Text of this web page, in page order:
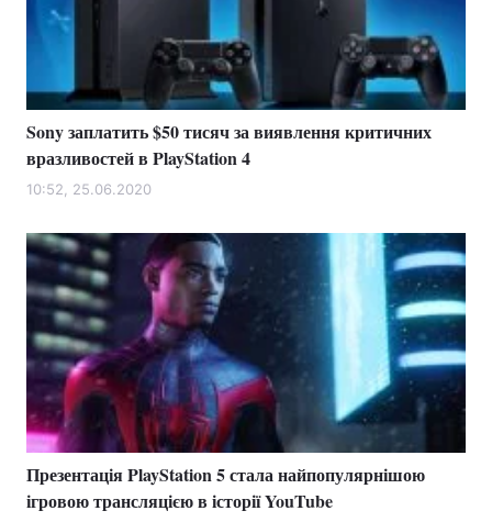
Sony заплатить $50 тисяч за виявлення критичних
вразливостей в PlayStation 4
10:52, 25.06.2020
Презентація PlayStation 5 стала найпопулярнішою
ігровою трансляцією в історії YouTube